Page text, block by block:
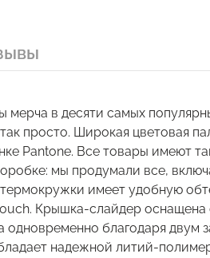
в десяти самых
просто. Широкая цветовая
Pantone. Все товары имеют
мы продумали все,
имеет удобную
Крышка-слайдер оснащена
благодаря двум
надежной литий-